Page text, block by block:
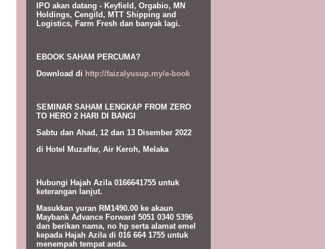
IPO akan datang - Keyfield, Orgabio, MN
Holdings, Cengild, MTT Shipping and
Logistics, Farm Fresh dan banyak lagi.
EBOOK SAHAM PERCUMA?
Download di http://faizalyusup.my/e-book
SEMINAR SAHAM LENGKAP FROM ZERO
TO HERO 2 HARI DI BANGI
Sabtu dan Ahad, 12 dan 13 Disember 2022
di Hotel Muzaffar, Air Keroh, Melaka
Hubungi Hajah Azila 0166641755 untuk
keterangan lanjut.
Masukkan yuran RM1490.00 ke akaun
Maybank Advance Forward 5051 0340 5396
dan berikan nama, no hp serta alamat emel
kepada Hajah Azila di 016 664 1755 untuk
menempah tempat anda.